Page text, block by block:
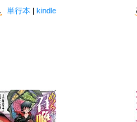
単行本 kindle